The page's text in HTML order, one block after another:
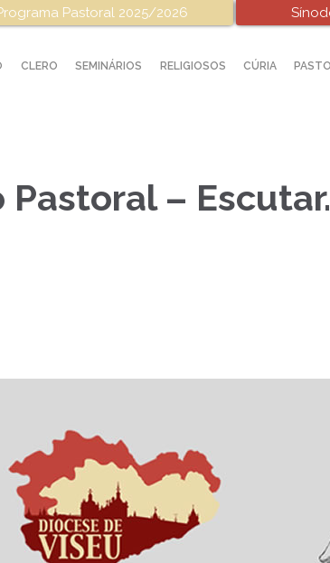
Pastoral 2025/2026
CLERO SEMINÁRIOS RELIGIOSOS CÚRIA
–